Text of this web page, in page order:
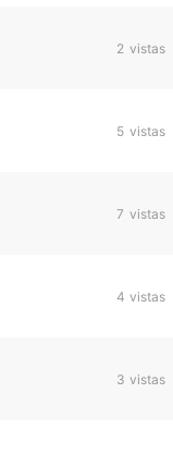
2 vistas
5 vistas
7 vistas
4 vistas
3 vistas